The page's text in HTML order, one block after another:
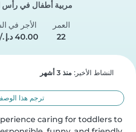
مربية أطفال في رأس
العمر
22
الأجر في
النشاط الأخير: منذ 3 أشهر
ترجم هذا
caring for toddlers to